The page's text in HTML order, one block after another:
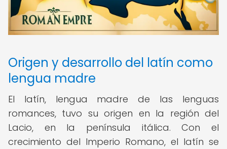
Origen y desarrollo del latín como
lengua madre
El latín, lengua madre de las lenguas
romances, tuvo su origen en la región del
Lacio, en la península itálica. Con el
crecimiento del Imperio Romano, el latín se